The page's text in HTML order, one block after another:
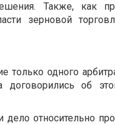
Также, как
зерновой
только одного
договорились об
относительно